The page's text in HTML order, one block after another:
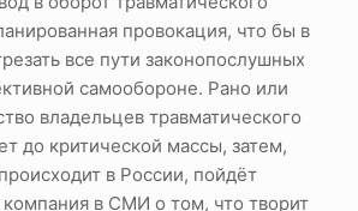
провокация, что бы в
все пути законопослушных
самообороне. Рано или
владельцев травматического
до критической массы, затем,
в России, пойдёт
компания в СМИ о том, что творит